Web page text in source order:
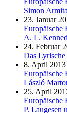
Simon
23. Januar
Europäische
A. L.
24. Februar
Das
8. April 2013
Europäische
László
25. April
Europäische
P. Laugesen